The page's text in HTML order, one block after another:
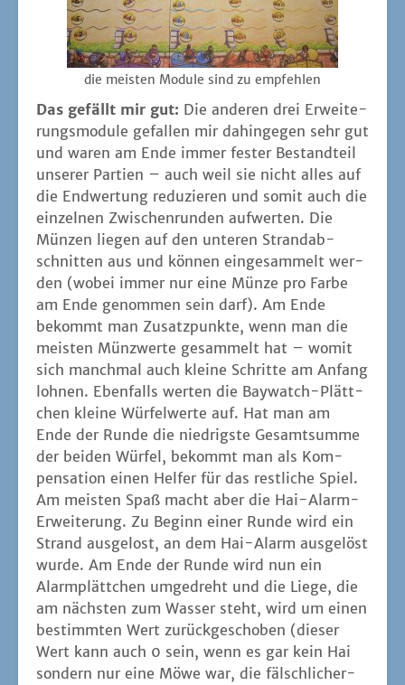
die meis­ten Modu­le sind zu empfehlen
Das gefällt mir gut: Die ande­ren drei Erwei­te­
rungs­mo­du­le gefal­len mir dahin­ge­gen sehr gut
und waren am Ende immer fes­ter Bestand­teil
unse­rer Par­tien – auch weil sie nicht alles auf
die End­wer­tung redu­zie­ren und somit auch die
ein­zel­nen Zwi­schen­run­den auf­wer­ten. Die
Mün­zen lie­gen auf den unte­ren Strand­ab­
schnit­ten aus und kön­nen ein­ge­sam­melt wer­
den (wobei immer nur eine Mün­ze pro Far­be
am Ende genom­men sein darf). Am Ende
bekommt man Zusatz­punk­te, wenn man die
meis­ten Münz­wer­te gesam­melt hat – womit
sich manch­mal auch klei­ne Schrit­te am Anfang
loh­nen. Eben­falls wer­ten die Bay­watch-Plätt­
chen klei­ne Wür­fel­wer­te auf. Hat man am
Ende der Run­de die nied­rigs­te Gesamt­sum­me
der bei­den Wür­fel, bekommt man als Kom­
pen­sa­ti­on einen Hel­fer für das rest­li­che Spiel.
Am meis­ten Spaß macht aber die Hai-Alarm-
Erwei­te­rung. Zu Beginn einer Run­de wird ein
Strand aus­ge­lost, an dem Hai-Alarm aus­ge­löst
wur­de. Am Ende der Run­de wird nun ein
Alarm­plätt­chen umge­dreht und die Lie­ge, die
am nächs­ten zum Was­ser steht, wird um einen
bestimm­ten Wert zurück­ge­scho­ben (die­ser
Wert kann auch 0 sein, wenn es gar kein Hai
son­dern nur eine Möwe war, die fälsch­li­cher­